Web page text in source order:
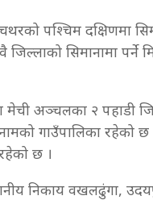
पश्चिम दक्षिणमा
सिमानामा पर्ने
मेची अञ्चलका २ पहाडी
गाउँपालिका रहेको छ
छ ।
निकाय वखलढुंगा,